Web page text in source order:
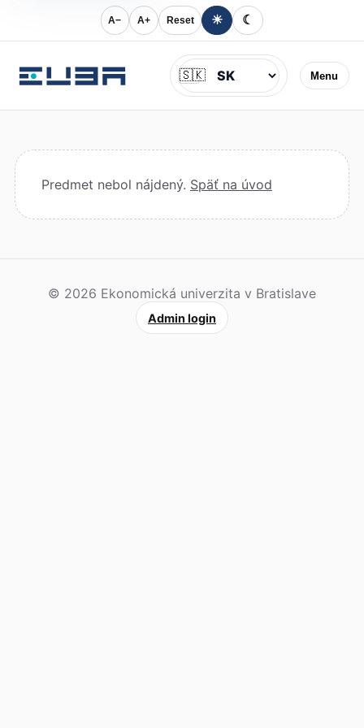
A− A+ Reset ☀ ☾
Menu
Jazyk
🇸🇰
Predmet nebol nájdený. Späť na úvod
© 2026 Ekonomická univerzita v Bratislave
Admin login